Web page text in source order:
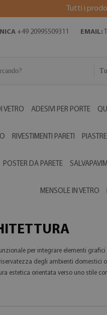
Tutti i
+49 20995509311 EMAIL:
VETRO ADESIVI PER PORTE
RIVESTIMENTI PARETI
POSTER DA PARETE
MENSOLE IN VETRO
per integrare elementi
degli ambienti
estetica orientata verso uno stile